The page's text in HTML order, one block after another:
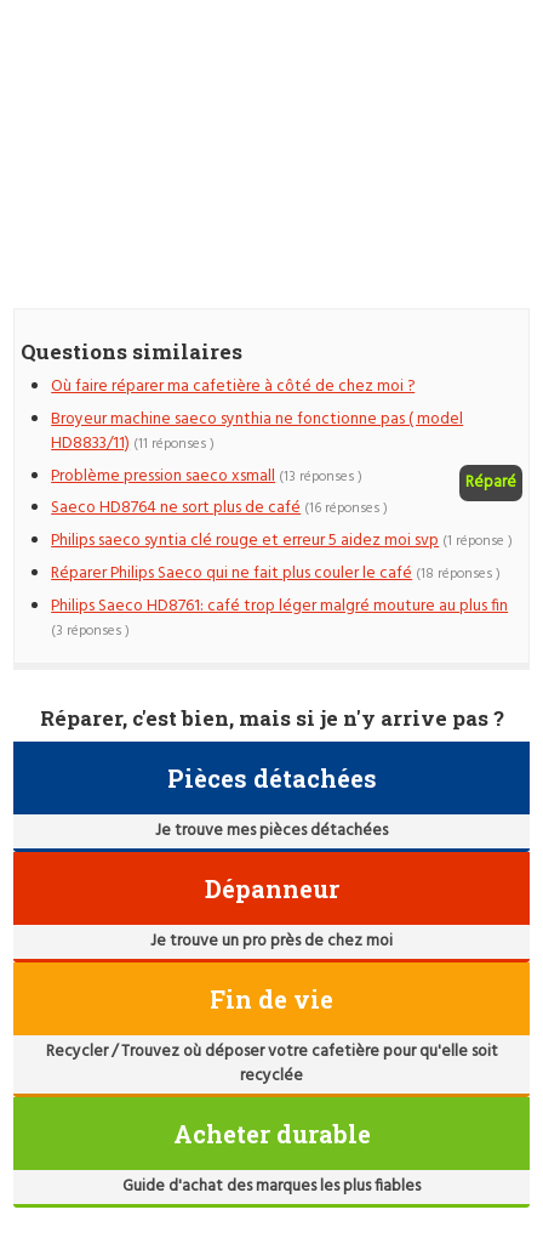
Questions similaires
Où faire réparer ma cafetière à côté de chez moi ?
Broyeur machine saeco synthia ne fonctionne pas ( model
HD8833/11) (11 réponses )
Problème pression saeco xsmall Réparé
(13 réponses )
Saeco HD8764 ne sort plus de café (16 réponses )
Philips saeco syntia clé rouge et erreur 5 aidez moi svp (1 réponse )
Réparer Philips Saeco qui ne fait plus couler le café (18 réponses )
Philips Saeco HD8761: café trop léger malgré mouture au plus fin
(3 réponses )
Réparer, c'est bien, mais si je n'y arrive pas ?
Pièces détachées
Je trouve mes pièces détachées
Dépanneur
Je trouve un pro près de chez moi
Fin de vie
Recycler / Trouvez où déposer votre cafetière pour qu'elle soit
recyclée
Acheter durable
Guide d'achat des marques les plus fiables